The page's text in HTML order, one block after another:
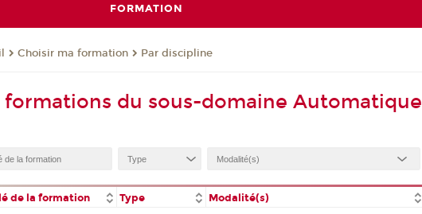
FORMATION
Choisir ma formation Par discipline
formations du sous-domaine Automatique
de la formation Type Modalité(s)